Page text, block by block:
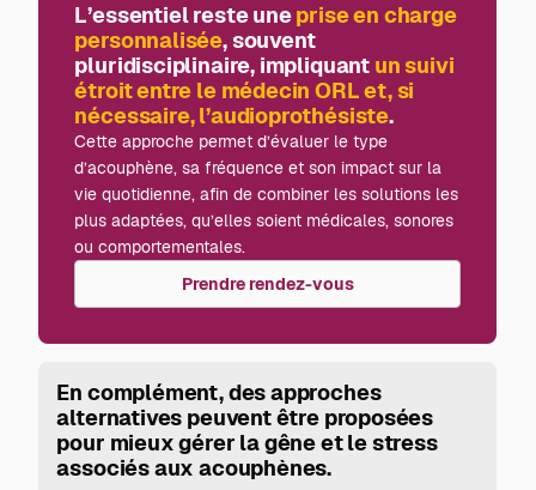
L’essentiel reste uneprise en charge
personnalisée, souvent
pluridisciplinaire, impliquant un suivi
étroit entre le médecin ORL et, si
nécessaire, l’audioprothésiste.
Cette approche permet d’évaluer le type
d’acouphène, sa fréquence et son impact sur la
vie quotidienne, afin de combiner les solutions les
plus adaptées, qu’elles soient médicales, sonores
ou comportementales.
Prendre rendez-vous
En complément, des approches
alternatives peuvent être proposées
pour mieux gérer la gêne et le stress
associés aux acouphènes.